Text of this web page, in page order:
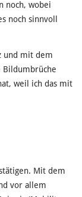
noch, wobei
noch sinnvoll
und mit dem
Bildumbrüche
weil ich das mit
Mit dem
vor allem